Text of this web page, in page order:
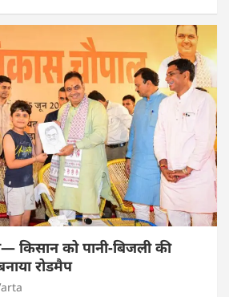
किसान को पानी-बिजली की
रोडमैप